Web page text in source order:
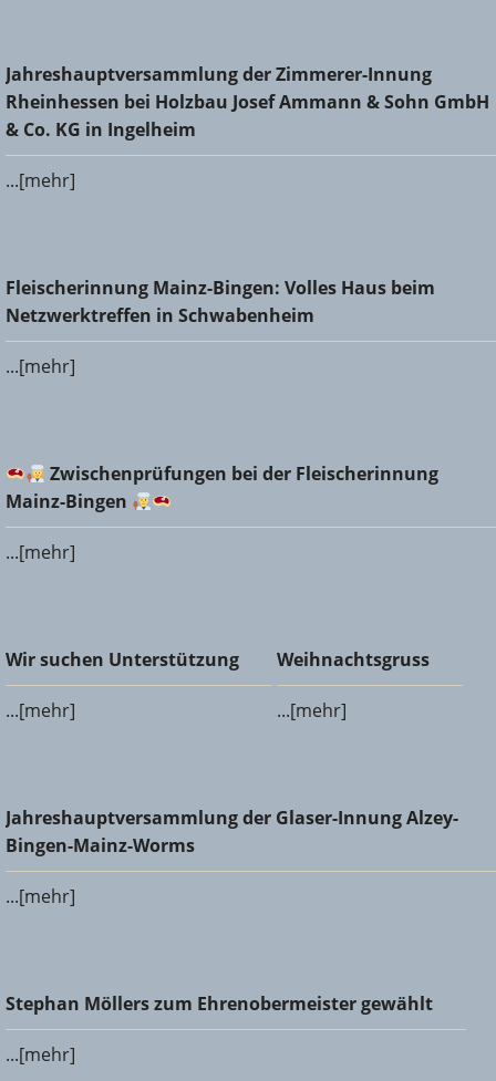
Jahreshauptversammlung der Zimmerer-Innung
Rheinhessen bei Holzbau Josef Ammann & Sohn GmbH &
Co. KG in Ingelheim
Jahreshauptversammlung der Zimmerer-Innung
Rheinhessen bei Holzbau Josef Ammann & Sohn GmbH
& Co. KG in Ingelheim
...[mehr]
Fleischerinnung Mainz-Bingen: Volles Haus beim
Netzwerktreffen in Schwabenheim
Fleischerinnung Mainz-Bingen: Volles Haus beim
Netzwerktreffen in Schwabenheim
...[mehr]
Zwischenprüfungen bei der Fleischerinnung Mainz-
Bingen
Zwischenprüfungen bei der Fleischerinnung
Mainz-Bingen
...[mehr]
Wir suchen Unterstützung
Wir suchen Unterstützung
...[mehr]
Weihnachtsgruss
Weihnachtsgruss
...[mehr]
Jahreshauptversammlung der Glaser-Innung Alzey-Bingen-
Mainz-Worms
Jahreshauptversammlung der Glaser-Innung Alzey-
Bingen-Mainz-Worms
...[mehr]
Stephan Möllers zum Ehrenobermeister gewählt
Stephan Möllers zum Ehrenobermeister gewählt
...[mehr]